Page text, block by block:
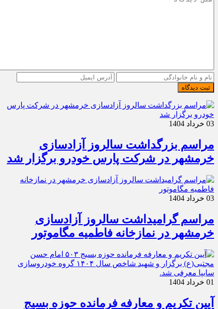
ثبت دیدگاه
03 خرداد 1404
مراسم بزرگداشت سالروز آزادسازی
خرمشهر در شرکت پارس خودرو برگزار شد
03 خرداد 1404
مراسم گرامیداشت سالروز آزادسازی
خرمشهر در نمازخانه فاطمیه مگاموتور
01 خرداد 1404
آیین تکریم و معارفه فرمانده حوزه بسیج